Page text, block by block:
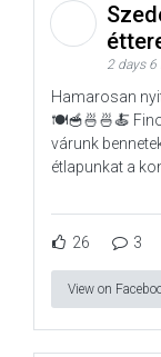
2 days 6
Hamarosan
🍽️🥣🍜🍜🍝
várunk
étlapunkat a
26 3
View on